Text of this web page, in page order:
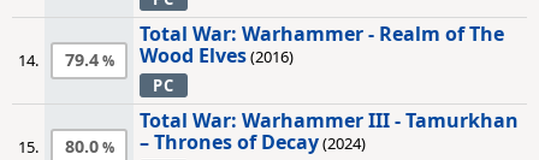
14. 79.4
Total War: Warhammer - Realm of The
Wood Elves(2016)
PC
15. 80.0
Total War: Warhammer III - Tamurkhan
– Thrones of Decay(2024)